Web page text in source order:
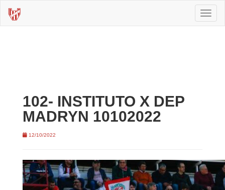
102- INSTITUTO X DEP
MADRYN 10102022
12/10/2022